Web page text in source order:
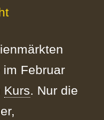
Februar
Kurs . Nur die